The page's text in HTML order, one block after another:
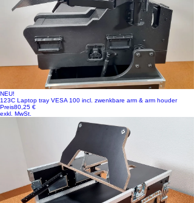
NEU!
123C Laptop tray VESA 100 incl. zwenkbare arm & arm houder
Preis80,25 €
exkl. MwSt.